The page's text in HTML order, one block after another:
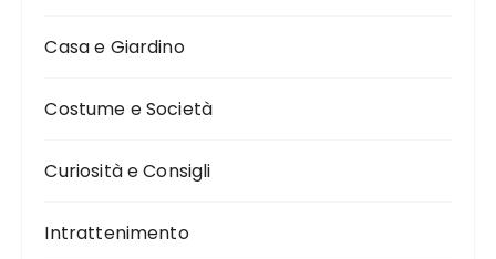
Casa e Giardino
Costume e Società
Curiosità e Consigli
Intrattenimento